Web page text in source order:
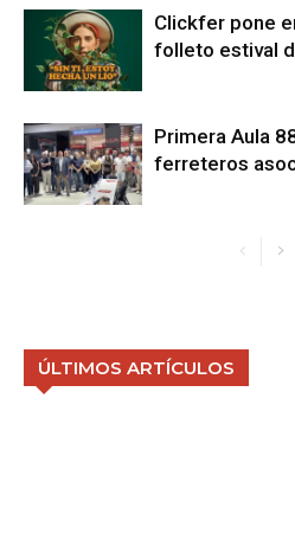
Clickfer pone
folleto estival
Primera Aula
ferreteros
ÚLTIMOS ARTÍCULOS